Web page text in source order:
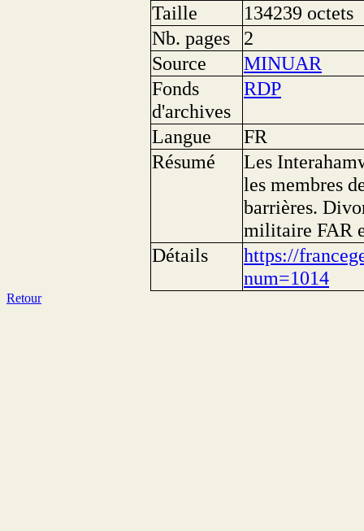
Taille
134239 octets
Nb. pages
2
Source
MINUAR
Fonds
d'archives
RDP
Langue
FR
Résumé
Les
les membres
barrières.
militaire FAR
Détails
https://
num=1014
Retour